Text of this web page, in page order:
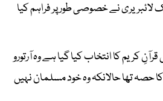
لائبریری نے خصوصی طور پر فراہم کیا
کریم کا انتخاب کیا گیا ہے وہ آرتورو
حصہ تھا حالانکہ وہ خود مسلمان نہیں